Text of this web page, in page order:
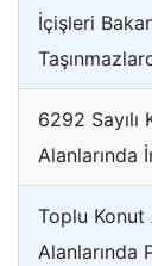
İçişleri
6292 Sayılı
Alanlarında
Toplu Konut
Alanlarında